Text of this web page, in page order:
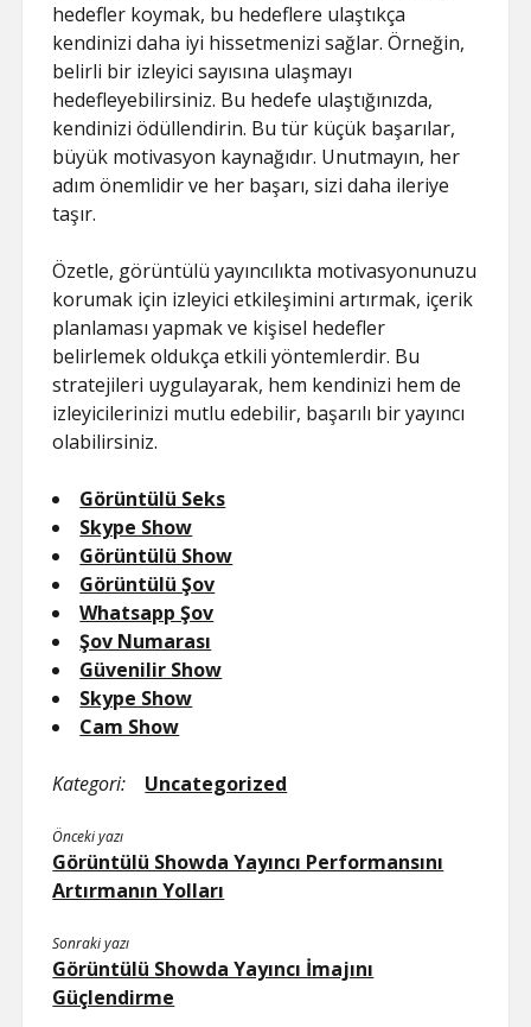
hedefler koymak, bu hedeflere ulaştıkça
kendinizi daha iyi hissetmenizi sağlar. Örneğin,
belirli bir izleyici sayısına ulaşmayı
hedefleyebilirsiniz. Bu hedefe ulaştığınızda,
kendinizi ödüllendirin. Bu tür küçük başarılar,
büyük motivasyon kaynağıdır. Unutmayın, her
adım önemlidir ve her başarı, sizi daha ileriye
taşır.
Özetle, görüntülü yayıncılıkta motivasyonunuzu
korumak için izleyici etkileşimini artırmak, içerik
planlaması yapmak ve kişisel hedefler
belirlemek oldukça etkili yöntemlerdir. Bu
stratejileri uygulayarak, hem kendinizi hem de
izleyicilerinizi mutlu edebilir, başarılı bir yayıncı
olabilirsiniz.
Görüntülü Seks
Skype Show
Görüntülü Show
Görüntülü Şov
Whatsapp Şov
Şov Numarası
Güvenilir Show
Skype Show
Cam Show
Kategori: Uncategorized
Önceki yazı
Görüntülü Showda Yayıncı Performansını
Artırmanın Yolları
Sonraki yazı
Görüntülü Showda Yayıncı İmajını
Güçlendirme